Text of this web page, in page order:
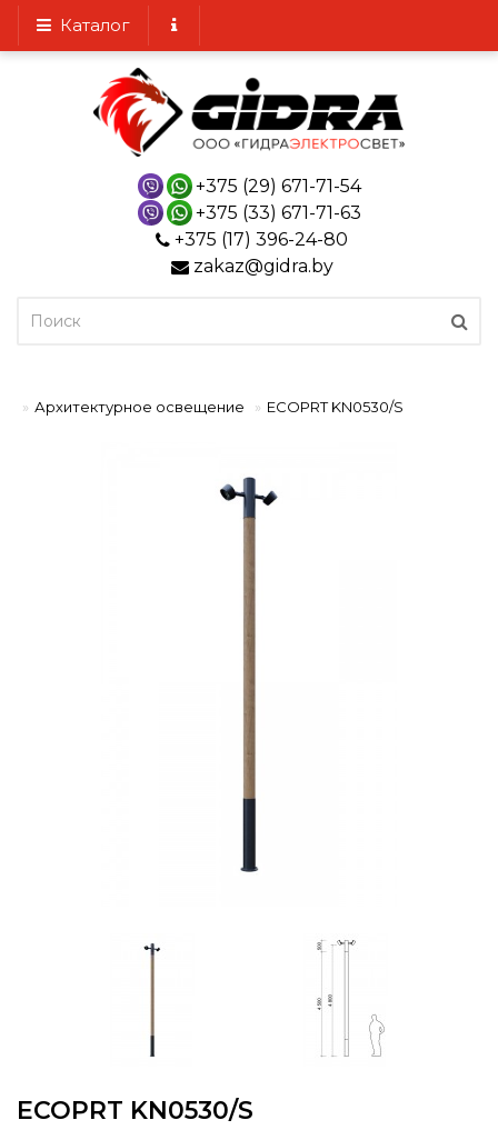
Каталог
+375 (29) 671-71-54
+375 (33) 671-71-63
+375 (17) 396-24-80
zakaz@gidra.by
Архитектурное освещение ECOPRT KN0530/S
ECOPRT KN0530/S